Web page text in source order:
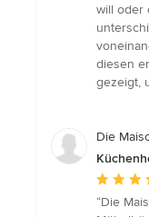
will oder
diesen
gezeigt,
Die
“Die